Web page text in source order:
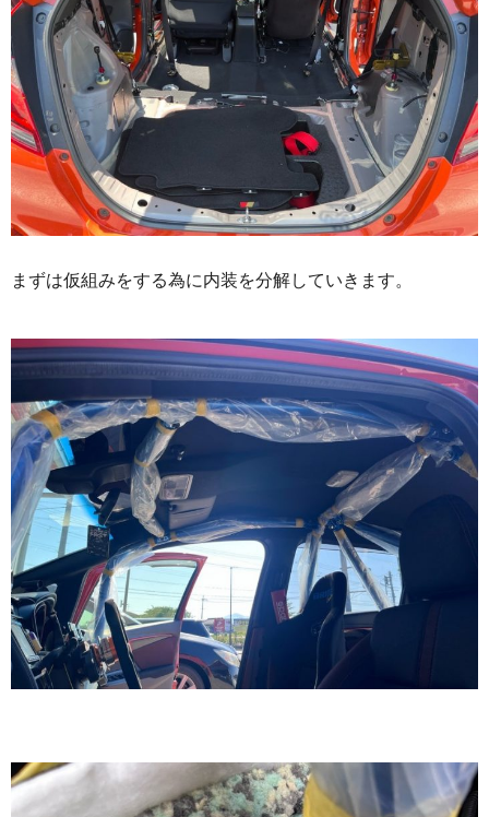
まずは仮組みをする為に内装を分解していきます。